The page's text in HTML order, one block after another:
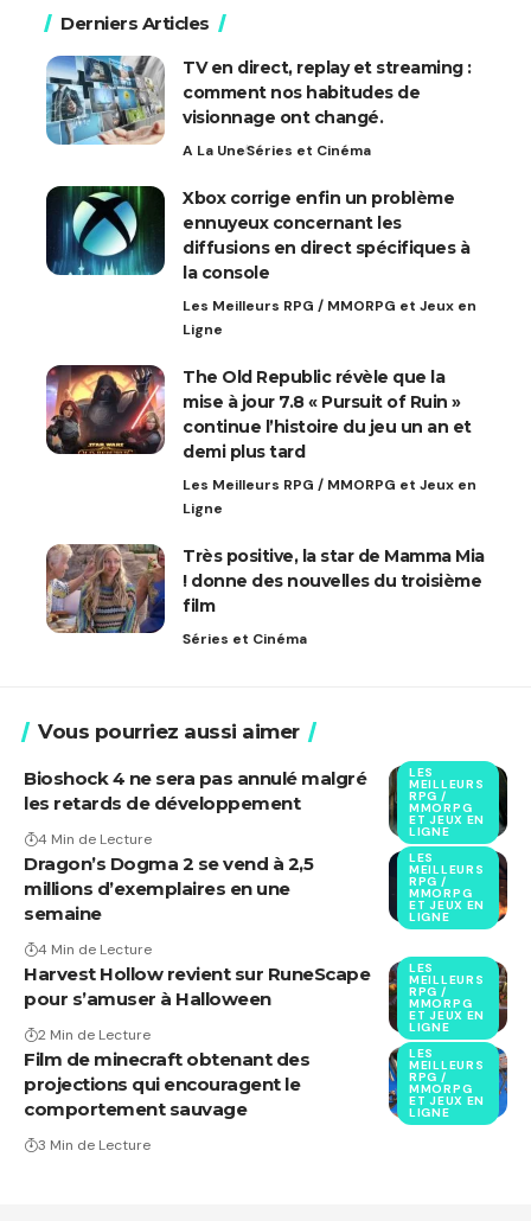
Derniers Articles
TV en direct, replay et streaming :
comment nos habitudes de
visionnage ont changé.
A La UneSéries et Cinéma
Xbox corrige enfin un problème
ennuyeux concernant les
diffusions en direct spécifiques à
la console
Les Meilleurs RPG / MMORPG et Jeux en
Ligne
The Old Republic révèle que la
mise à jour 7.8 « Pursuit of Ruin »
continue l’histoire du jeu un an et
demi plus tard
Les Meilleurs RPG / MMORPG et Jeux en
Ligne
Très positive, la star de Mamma Mia
! donne des nouvelles du troisième
film
Séries et Cinéma
Vous pourriez aussi aimer
LES
MEILLEURS
RPG /
MMORPG
ET JEUX EN
LIGNE
Bioshock 4 ne sera pas annulé malgré
les retards de développement
4 Min de Lecture
LES
MEILLEURS
RPG /
MMORPG
ET JEUX EN
LIGNE
Dragon’s Dogma 2 se vend à 2,5
millions d’exemplaires en une
semaine
4 Min de Lecture
LES
MEILLEURS
RPG /
MMORPG
ET JEUX EN
LIGNE
Harvest Hollow revient sur RuneScape
pour s’amuser à Halloween
2 Min de Lecture
LES
MEILLEURS
RPG /
MMORPG
ET JEUX EN
LIGNE
Film de minecraft obtenant des
projections qui encouragent le
comportement sauvage
3 Min de Lecture